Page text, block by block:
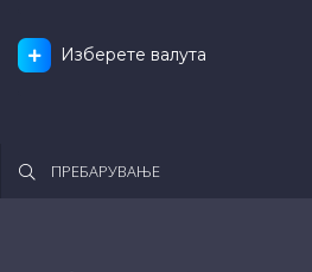
Изберете валута